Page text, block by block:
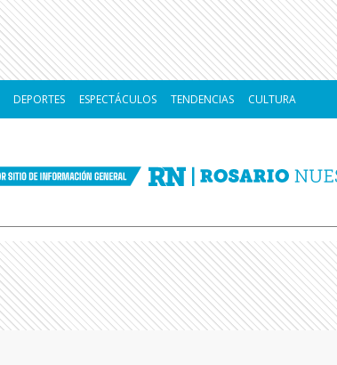
DEPORTES ESPECTÁCULOS TENDENCIAS CULTURA